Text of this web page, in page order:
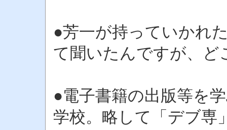
●芳一が持っていかれ
て聞いたんですが、ど
●電子書籍の出版等を
学校。略して「デブ専